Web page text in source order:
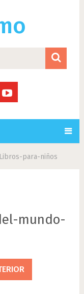
para-niños
mundo-